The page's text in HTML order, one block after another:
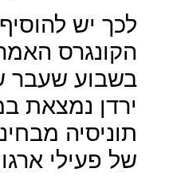
לכך יש
הקונגרס
בשבוע שעבר
ירדן נמצאת
תוניסיה
של פעילי